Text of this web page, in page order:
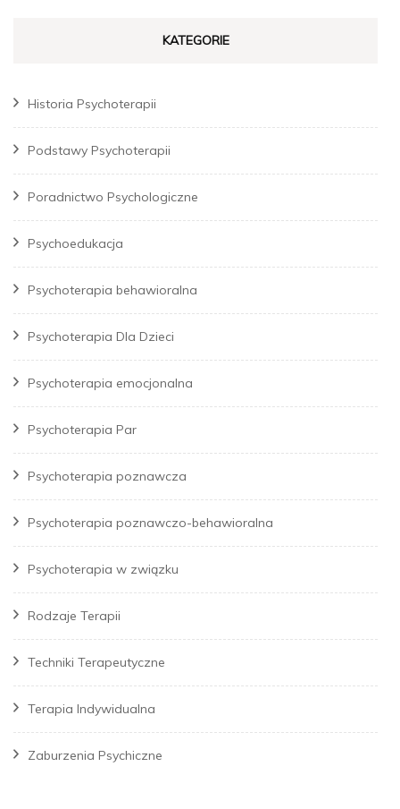
KATEGORIE
Historia Psychoterapii
Podstawy Psychoterapii
Poradnictwo Psychologiczne
Psychoedukacja
Psychoterapia behawioralna
Psychoterapia Dla Dzieci
Psychoterapia emocjonalna
Psychoterapia Par
Psychoterapia poznawcza
Psychoterapia poznawczo-behawioralna
Psychoterapia w związku
Rodzaje Terapii
Techniki Terapeutyczne
Terapia Indywidualna
Zaburzenia Psychiczne